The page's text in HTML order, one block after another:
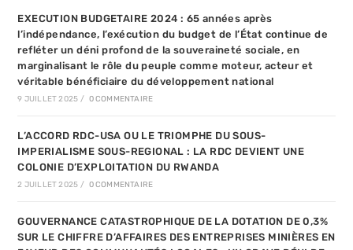
EXECUTION BUDGETAIRE 2024 : 65 années après
l’indépendance, l’exécution du budget de l’État continue de
refléter un déni profond de la souveraineté sociale, en
marginalisant le rôle du peuple comme moteur, acteur et
véritable bénéficiaire du développement national
9 JUILLET 2025 / 0 COMMENTAIRE
L’ACCORD RDC-USA OU LE TRIOMPHE DU SOUS-
IMPERIALISME SOUS-REGIONAL : LA RDC DEVIENT UNE
COLONIE D’EXPLOITATION DU RWANDA
2 JUILLET 2025 / 0 COMMENTAIRE
GOUVERNANCE CATASTROPHIQUE DE LA DOTATION DE 0,3%
SUR LE CHIFFRE D’AFFAIRES DES ENTREPRISES MINIÈRES EN